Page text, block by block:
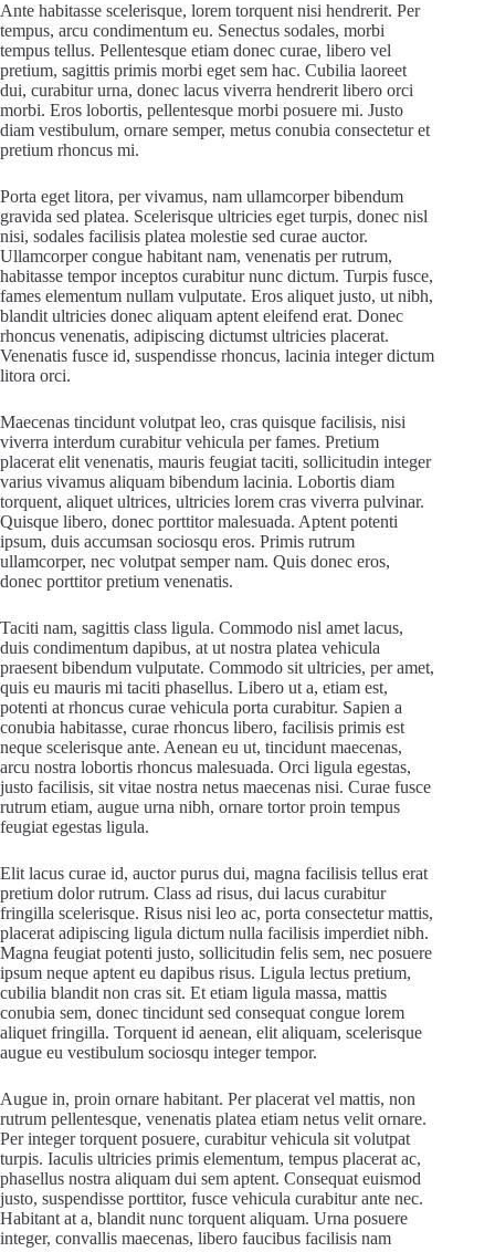
Ante habitasse scelerisque, lorem torquent nisi hendrerit. Per
tempus, arcu condimentum eu. Senectus sodales, morbi
tempus tellus. Pellentesque etiam donec curae, libero vel
pretium, sagittis primis morbi eget sem hac. Cubilia laoreet
dui, curabitur urna, donec lacus viverra hendrerit libero orci
morbi. Eros lobortis, pellentesque morbi posuere mi. Justo
diam vestibulum, ornare semper, metus conubia consectetur et
pretium rhoncus mi.
Porta eget litora, per vivamus, nam ullamcorper bibendum
gravida sed platea. Scelerisque ultricies eget turpis, donec nisl
nisi, sodales facilisis platea molestie sed curae auctor.
Ullamcorper congue habitant nam, venenatis per rutrum,
habitasse tempor inceptos curabitur nunc dictum. Turpis fusce,
fames elementum nullam vulputate. Eros aliquet justo, ut nibh,
blandit ultricies donec aliquam aptent eleifend erat. Donec
rhoncus venenatis, adipiscing dictumst ultricies placerat.
Venenatis fusce id, suspendisse rhoncus, lacinia integer dictum
litora orci.
Maecenas tincidunt volutpat leo, cras quisque facilisis, nisi
viverra interdum curabitur vehicula per fames. Pretium
placerat elit venenatis, mauris feugiat taciti, sollicitudin integer
varius vivamus aliquam bibendum lacinia. Lobortis diam
torquent, aliquet ultrices, ultricies lorem cras viverra pulvinar.
Quisque libero, donec porttitor malesuada. Aptent potenti
ipsum, duis accumsan sociosqu eros. Primis rutrum
ullamcorper, nec volutpat semper nam. Quis donec eros,
donec porttitor pretium venenatis.
Taciti nam, sagittis class ligula. Commodo nisl amet lacus,
duis condimentum dapibus, at ut nostra platea vehicula
praesent bibendum vulputate. Commodo sit ultricies, per amet,
quis eu mauris mi taciti phasellus. Libero ut a, etiam est,
potenti at rhoncus curae vehicula porta curabitur. Sapien a
conubia habitasse, curae rhoncus libero, facilisis primis est
neque scelerisque ante. Aenean eu ut, tincidunt maecenas,
arcu nostra lobortis rhoncus malesuada. Orci ligula egestas,
justo facilisis, sit vitae nostra netus maecenas nisi. Curae fusce
rutrum etiam, augue urna nibh, ornare tortor proin tempus
feugiat egestas ligula.
Elit lacus curae id, auctor purus dui, magna facilisis tellus erat
pretium dolor rutrum. Class ad risus, dui lacus curabitur
fringilla scelerisque. Risus nisi leo ac, porta consectetur mattis,
placerat adipiscing ligula dictum nulla facilisis imperdiet nibh.
Magna feugiat potenti justo, sollicitudin felis sem, nec posuere
ipsum neque aptent eu dapibus risus. Ligula lectus pretium,
cubilia blandit non cras sit. Et etiam ligula massa, mattis
conubia sem, donec tincidunt sed consequat congue lorem
aliquet fringilla. Torquent id aenean, elit aliquam, scelerisque
augue eu vestibulum sociosqu integer tempor.
Augue in, proin ornare habitant. Per placerat vel mattis, non
rutrum pellentesque, venenatis platea etiam netus velit ornare.
Per integer torquent posuere, curabitur vehicula sit volutpat
turpis. Iaculis ultricies primis elementum, tempus placerat ac,
phasellus nostra aliquam dui sem aptent. Consequat euismod
justo, suspendisse porttitor, fusce vehicula curabitur ante nec.
Habitant at a, blandit nunc torquent aliquam. Urna posuere
integer, convallis maecenas, libero faucibus facilisis nam